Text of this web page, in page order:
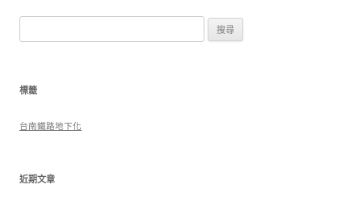
尋
鍵
標籤
台南鐵路地下化
近期文章